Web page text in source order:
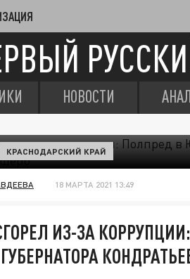
НОВОСТИ
КРАСНОДАРСКИЙ КРАЙ
18 МАРТА 2021 13:49
ИЗ-ЗА